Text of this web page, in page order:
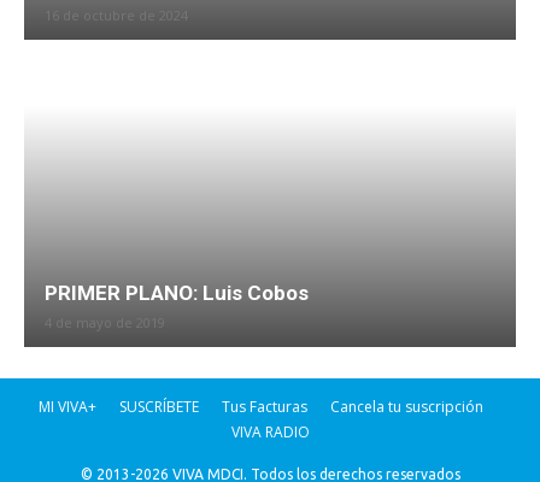
PRIMER PLANO: Luis Cobos
4 de mayo de 2019
MI VIVA+ SUSCRÍBETE Tus Facturas
Cancela tu suscripción
VIVA RADIO
© 2013-2026 VIVA MDCI. Todos los derechos reservados